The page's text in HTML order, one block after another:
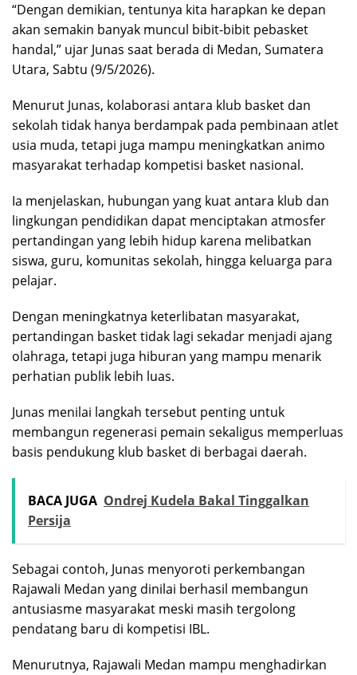
“Dengan demikian, tentunya kita harapkan ke depan
akan semakin banyak muncul bibit-bibit pebasket
handal,” ujar Junas saat berada di Medan, Sumatera
Utara, Sabtu (9/5/2026).
Menurut Junas, kolaborasi antara klub basket dan
sekolah tidak hanya berdampak pada pembinaan atlet
usia muda, tetapi juga mampu meningkatkan animo
masyarakat terhadap kompetisi basket nasional.
Ia menjelaskan, hubungan yang kuat antara klub dan
lingkungan pendidikan dapat menciptakan atmosfer
pertandingan yang lebih hidup karena melibatkan
siswa, guru, komunitas sekolah, hingga keluarga para
pelajar.
Dengan meningkatnya keterlibatan masyarakat,
pertandingan basket tidak lagi sekadar menjadi ajang
olahraga, tetapi juga hiburan yang mampu menarik
perhatian publik lebih luas.
Junas menilai langkah tersebut penting untuk
membangun regenerasi pemain sekaligus memperluas
basis pendukung klub basket di berbagai daerah.
BACA JUGA Ondrej Kudela Bakal Tinggalkan
Persija
Sebagai contoh, Junas menyoroti perkembangan
Rajawali Medan yang dinilai berhasil membangun
antusiasme masyarakat meski masih tergolong
pendatang baru di kompetisi IBL.
Menurutnya, Rajawali Medan mampu menghadirkan